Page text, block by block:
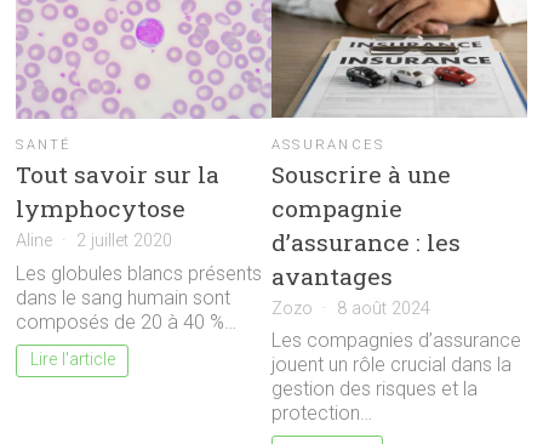
SANTÉ
Tout savoir sur la
lymphocytose
Aline 2 juillet 2020
Les globules blancs présents
dans le sang humain sont
composés de 20 à 40 %…
Lire l'article
ASSURANCES
Souscrire à une
compagnie
d’assurance : les
avantages
Zozo 8 août 2024
Les compagnies d’assurance
jouent un rôle crucial dans la
gestion des risques et la
protection…